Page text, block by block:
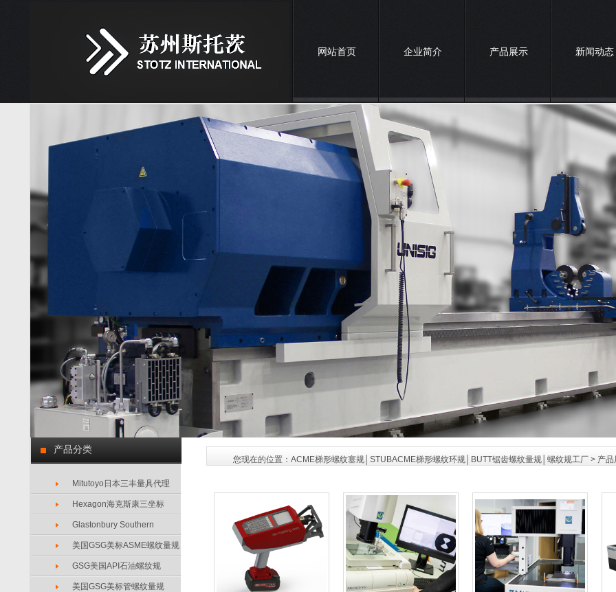
网站首页 企业简介 产品展示 新闻动态
诚聘英才 联系我们
您现在的位置： ACME梯形螺纹塞规│STUBACME梯形螺纹环规│BUTT锯齿螺纹量规│螺纹规工厂 > 产品
产品分类
Mitutoyo日本三丰量具代理
Hexagon海克斯康三坐标
Glastonbury Southern
美国GSG美标ASME螺纹量规
GSG美国API石油螺纹规
美国GSG美标管螺纹量规